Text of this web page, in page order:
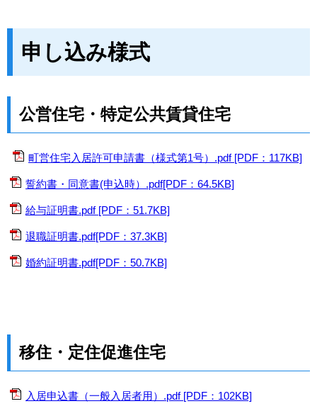
申し込み様式
公営住宅・特定公共賃貸住宅
町営住宅入居許可申請書（様式第1号）.pdf [PDF：117KB]
誓約書・同意書(申込時）.pdf[PDF：64.5KB]
給与証明書.pdf [PDF：51.7KB]
退職証明書.pdf[PDF：37.3KB]
婚約証明書.pdf[PDF：50.7KB]
移住・定住促進住宅
入居申込書（一般入居者用）.pdf [PDF：102KB]